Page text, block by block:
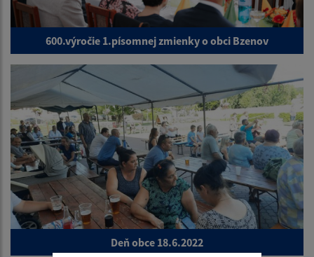
600.výročie 1.písomnej zmienky o obci Bzenov
Deň obce 18.6.2022